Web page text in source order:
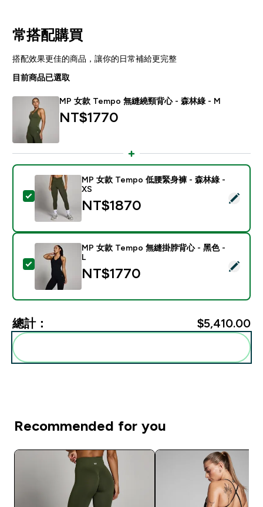
常搭配購買
搭配效果更佳的商品，讓你的日常補給更完整
目前商品已選取
MP 女款 Tempo 無縫繞頸背心 - 森林綠 - M
NT$1770‎
選取此商品 - MP 女款 Tempo 低腰緊身褲 - 森林綠 - XS
MP 女款 Tempo 低腰緊身褲 - 森林綠 -
XS
NT$1870‎
選取此商品 - MP 女款 Tempo 無縫掛脖背心 - 黑色 - L
MP 女款 Tempo 無縫掛脖背心 - 黑色 -
L
NT$1770‎
總計： $5,410.00‎
Recommended for you